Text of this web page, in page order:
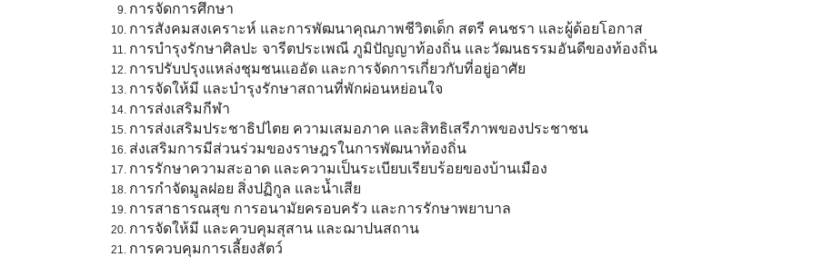
การจัดการศึกษา
การสังคมสงเคราะห์ และการพัฒนาคุณภาพชีวิตเด็ก สตรี คนชรา และผู้ด้อยโอกาส
การบำรุงรักษาศิลปะ จารีตประเพณี ภูมิปัญญาท้องถิ่น และวัฒนธรรมอันดีของท้องถิ่น
การปรับปรุงแหล่งชุมชนแออัด และการจัดการเกี่ยวกับที่อยู่อาศัย
การจัดให้มี และบำรุงรักษาสถานที่พักผ่อนหย่อนใจ
การส่งเสริมกีฬา
การส่งเสริมประชาธิปไตย ความเสมอภาค และสิทธิเสรีภาพของประชาชน
ส่งเสริมการมีส่วนร่วมของราษฎรในการพัฒนาท้องถิ่น
การรักษาความสะอาด และความเป็นระเบียบเรียบร้อยของบ้านเมือง
การกำจัดมูลฝอย สิ่งปฏิกูล และน้ำเสีย
การสาธารณสุข การอนามัยครอบครัว และการรักษาพยาบาล
การจัดให้มี และควบคุมสุสาน และฌาปนสถาน
การควบคุมการเลี้ยงสัตว์